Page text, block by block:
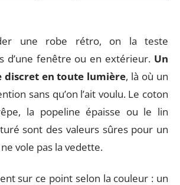
une robe rétro, on la teste
d’une fenêtre ou en extérieur. Un
discret en toute lumière, là où un
sans qu’on l’ait voulu. Le coton
la popeline épaisse ou le lin
sont des valeurs sûres pour un
vole pas la vedette.
sur ce point selon la couleur : un